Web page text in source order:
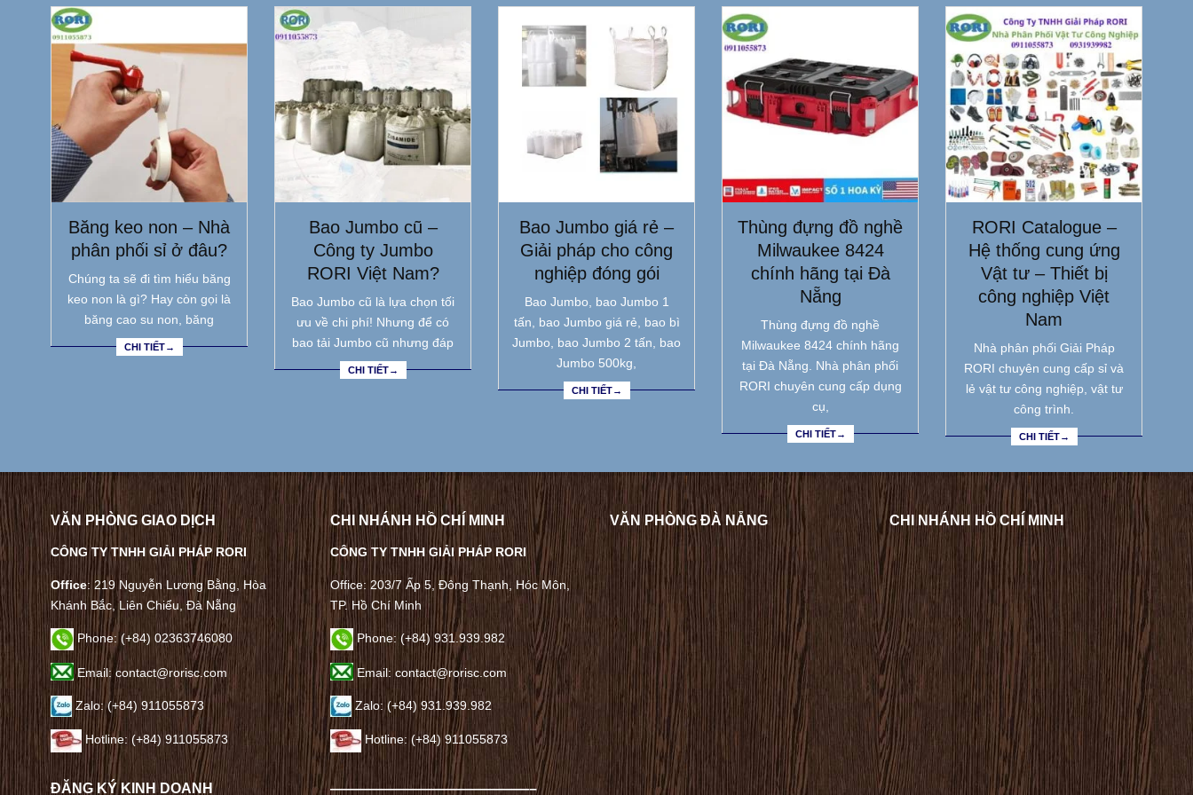
Băng keo non – Nhà
phân phối sỉ ở đâu?
Chúng ta sẽ đi tìm hiểu băng
keo non là gì? Hay còn gọi là
băng cao su non, băng
CHI TIẾT→
Bao Jumbo cũ –
Công ty Jumbo
RORI Việt Nam?
Bao Jumbo cũ là lựa chọn tối
ưu về chi phí! Nhưng để có
bao tải Jumbo cũ nhưng đáp
CHI TIẾT→
Bao Jumbo giá rẻ –
Giải pháp cho công
nghiệp đóng gói
Bao Jumbo, bao Jumbo 1
tấn, bao Jumbo giá rẻ, bao bì
Jumbo, bao Jumbo 2 tấn, bao
Jumbo 500kg,
CHI TIẾT→
Thùng đựng đồ nghề
Milwaukee 8424
chính hãng tại Đà
Nẵng
Thùng đựng đồ nghề
Milwaukee 8424 chính hãng
tại Đà Nẵng. Nhà phân phối
RORI chuyên cung cấp dụng
cụ,
CHI TIẾT→
RORI Catalogue –
Hệ thống cung ứng
Vật tư – Thiết bị
công nghiệp Việt
Nam
Nhà phân phối Giải Pháp
RORI chuyên cung cấp sỉ và
lẻ vật tư công nghiệp, vật tư
công trình.
CHI TIẾT→
VĂN PHÒNG GIAO DỊCH
CÔNG TY TNHH GIẢI PHÁP RORI
Office: 219 Nguyễn Lương Bằng, Hòa
Khánh Bắc, Liên Chiểu, Đà Nẵng
Phone: (+84) 02363746080
Email: contact@rorisc.com
Zalo: (+84) 911055873
Hotline: (+84) 911055873
ĐĂNG KÝ KINH DOANH
CHI NHÁNH HỒ CHÍ MINH
CÔNG TY TNHH GIẢI PHÁP RORI
Office: 203/7 Ấp 5, Đông Thạnh, Hóc Môn,
TP. Hồ Chí Minh
Phone: (+84) 931.939.982
Email: contact@rorisc.com
Zalo: (+84) 931.939.982
Hotline: (+84) 911055873
——————————————–
VĂN PHÒNG ĐÀ NẴNG CHI NHÁNH HỒ CHÍ MINH